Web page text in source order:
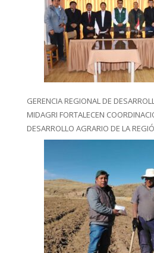
GERENCIA REGIONAL DE
MIDAGRI FORTALECEN
DESARROLLO AGRARIO DE LA